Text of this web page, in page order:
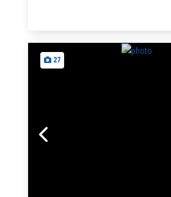
27